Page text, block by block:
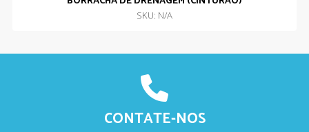
SKU: N/A
CONTATE-NOS